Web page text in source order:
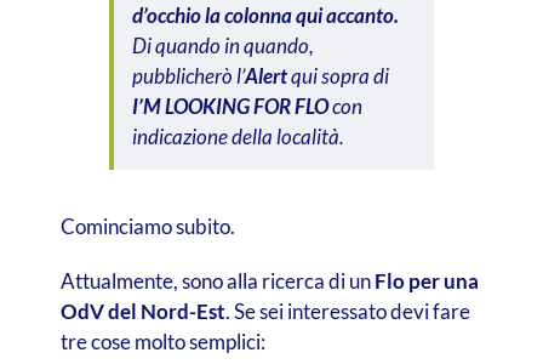
d’occhio la colonna qui accanto.
Di quando in quando,
pubblicherò l’Alertqui sopra di
I’M LOOKING FOR FLOcon
indicazione della località.
Cominciamo subito.
Attualmente, sono alla ricerca di unFlo per una
OdV del Nord-Est. Se sei interessato devi fare
tre cose molto semplici: